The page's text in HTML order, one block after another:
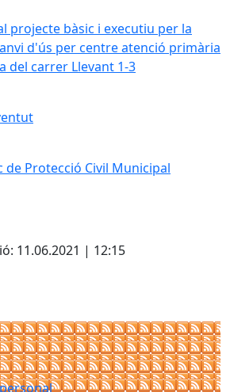
projecte bàsic i executiu per la
d'ús per centre atenció primària
del carrer Llevant 1-3
de Protecció Civil Municipal
11.06.2021 | 12:15